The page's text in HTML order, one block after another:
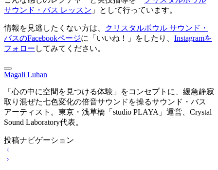
サウンド・バス レッスン 」として行っています。
情報を見逃したくない方は、
クリスタルボウル サウンド・
バスのFacebookページに「いいね！」をしたり、 Instagramを
フォロー してみてください。
Magali Luhan
「心の中に空間を見つける体験」をコンセプトに、緩急静寂
取り混ぜた七色変化の倍音サウンドを操るサウンド・バス
アーティスト。東京・浅草橋「studio PLAYA」運営、Crystal
Sound Laboratory代表。
投稿ナビゲーション